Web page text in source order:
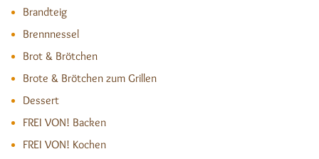
Brandteig
Brennnessel
Brot & Brötchen
Brote & Brötchen zum Grillen
Dessert
FREI VON! Backen
FREI VON! Kochen